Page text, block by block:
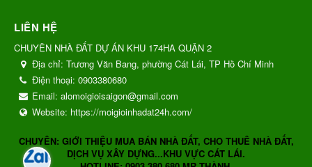
LIÊN HỆ
CHUYÊN NHÀ ĐẤT DỰ ÁN KHU 174HA QUẬN 2
Địa chỉ: Trương Văn Bang, phường Cát Lái, TP Hồ Chí Minh
Điện thoại: 0903380680
Email: alomoigioisaigon@gmail.com
Website: https://moigioinhadat24h.com/
CHUYÊN: GIỚI THIỆU MUA BÁN NHÀ ĐẤT, CHO THUÊ NHÀ ĐẤT,
DỊCH VỤ XÂY DỰNG...KHU VỰC CÁT LÁI.